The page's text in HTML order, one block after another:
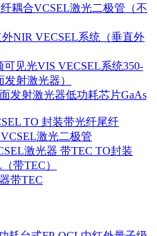
耦合VCSEL激光二极管（不
NIR VECSEL系统（垂直外
可见光VIS VECSEL系统350-
射激光器）
发射激光器低功耗芯片GaAs
TO 封装带光纤尾纤
激光二极管
激光器 带TEC TO封装
带TEC）
带TEC